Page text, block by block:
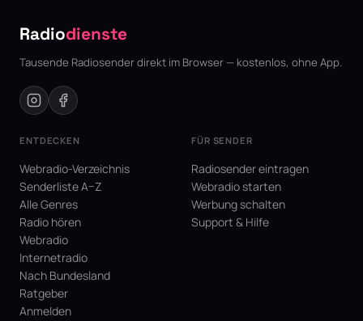
Radiodienste
Tausende Radiosender direkt im Browser — kostenlos, ohne App.
ENTDECKEN
Webradio-Verzeichnis
Senderliste A–Z
Alle Genres
Radio hören
Webradio
Internetradio
Nach Bundesland
Ratgeber
Anmelden
FÜR SENDER
Radiosender eintragen
Webradio starten
Werbung schalten
Support & Hilfe